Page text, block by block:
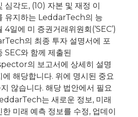
심각도, (10) 자본 및 재정 이
유지하는 LeddarTech의 능
4일에 미 증권거래위원회(‘SEC’)
의 최종 투자 설명서에 포
SEC와 함께 제출된
의 보고서에 상세히 설명
해당합니다. 위에 명시된 중요
않습니다. 해당 법안에서 필요
는 새로운 정보, 미래
미래 예측 정보를 수정, 업데이